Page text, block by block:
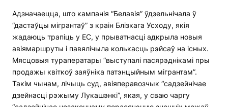
Адзначаецца, што кампанія “Белавія” ўдзельнічала ў
“дастаўцы мігрантаў” з краін Блізкага Усходу, якія
жадаюць трапіць у ЕС, у прыватнасці адкрыла новыя
авіямаршруты і павялічыла колькасць рэйсаў на існых.
Мясцовыя тураператары “выступалі пасярэднікамі пры
продажы квіткоў заяўніка патэнцыйным мігрантам”.
Такім чынам, лічыць суд, авіяперавозчык “садзейнічае
дзейнасці рэжыму Лукашэнкі”, якая, у сваю чаргу